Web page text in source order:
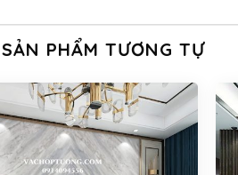
SẢN PHẨM TƯƠNG TỰ